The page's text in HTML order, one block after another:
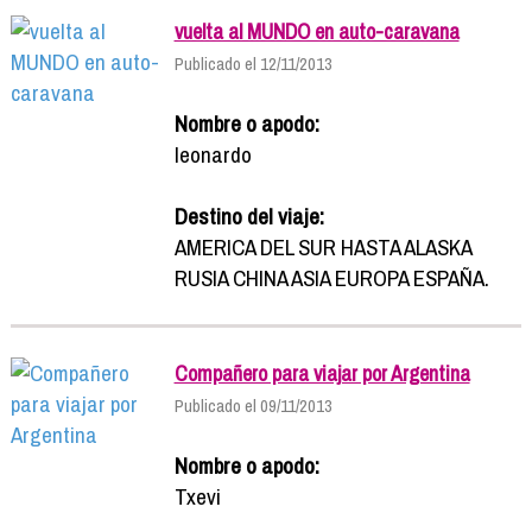
vuelta al MUNDO en auto-caravana
Publicado el 12/11/2013
Nombre o apodo:
leonardo
Destino del viaje:
AMERICA DEL SUR HASTA ALASKA
RUSIA CHINA ASIA EUROPA ESPAÑA.
Compañero para viajar por Argentina
Publicado el 09/11/2013
Nombre o apodo:
Txevi